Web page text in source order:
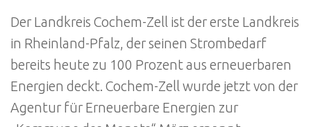
Der Landkreis Cochem-Zell ist der erste Landkreis
in Rheinland-Pfalz, der seinen Strombedarf
bereits heute zu 100 Prozent aus erneuerbaren
Energien deckt. Cochem-Zell wurde jetzt von der
Agentur für Erneuerbare Energien zur